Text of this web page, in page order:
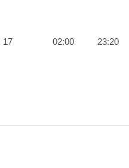
17 02:00 23:20